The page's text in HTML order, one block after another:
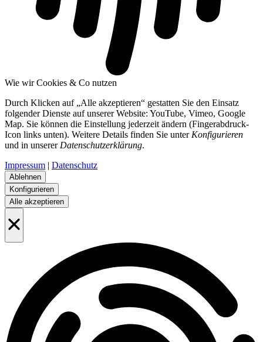
Wie wir Cookies & Co nutzen
Durch Klicken auf „Alle akzeptieren“ gestatten Sie den Einsatz
folgender Dienste auf unserer Website: YouTube, Vimeo, Google
Map. Sie können die Einstellung jederzeit ändern (Fingerabdruck-
Icon links unten). Weitere Details finden Sie unter Konfigurieren
und in unserer Datenschutzerklärung.
Impressum | Datenschutz
Ablehnen
Konfigurieren
Alle akzeptieren